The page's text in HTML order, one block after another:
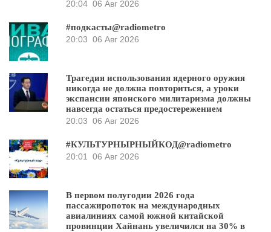
20:04 06 Авг 2026
#подкасты@radiometro
20:03 06 Авг 2026
Трагедия использования ядерного оружия
никогда не должна повториться, а уроки
экспансии японского милитаризма должны
навсегда остаться предостережением
20:03 06 Авг 2026
#КУЛЬТУРНЫРНЫЙКОД@radiometro
20:01
06 Авг 2026
В первом полугодии 2026 года
пассажиропоток на международных
авиалиниях самой южной китайской
провинции Хайнань увеличился на 30% в